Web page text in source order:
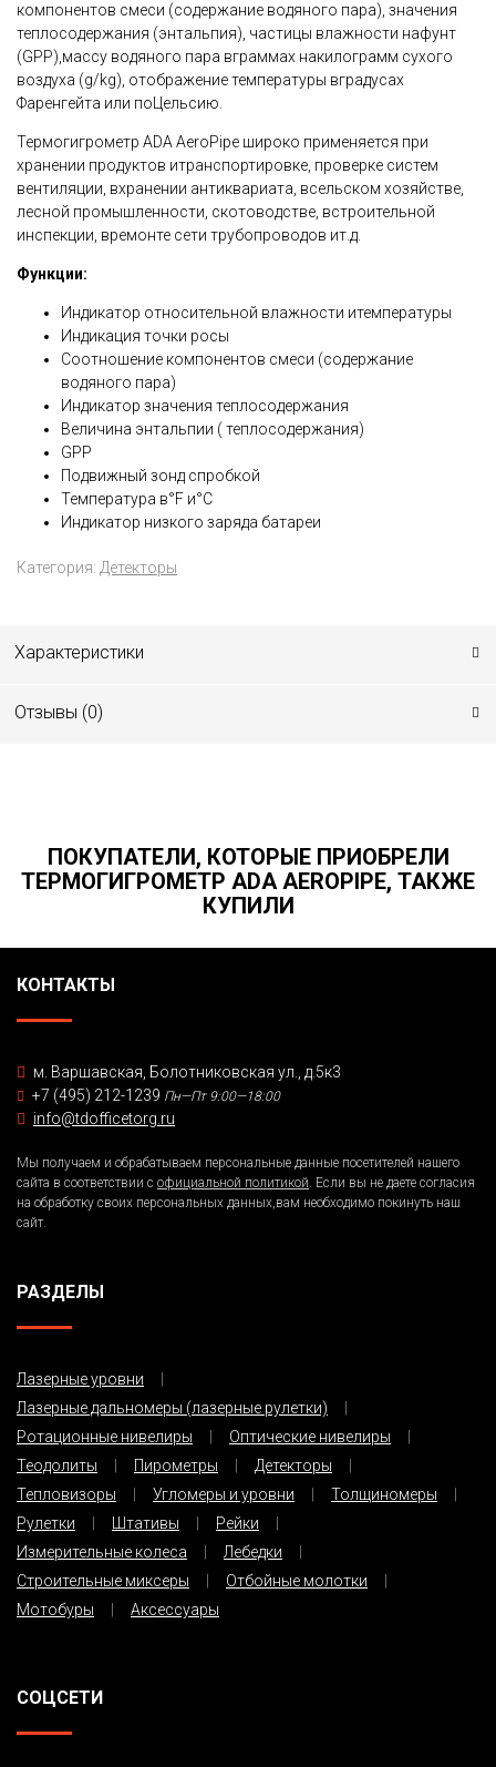
компонентов смеси (содержание водяного пара), значения
теплосодержания (энтальпия), частицы влажности нафунт
(GPP),массу водяного пара вграммах накилограмм сухого
воздуха (g/kg), отображение температуры вградусах
Фаренгейта или поЦельсию.
Термогигрометр ADA AeroPipe широко применяется при
хранении продуктов итранспортировке, проверке систем
вентиляции, вхранении антиквариата, всельском хозяйстве,
лесной промышленности, скотоводстве, встроительной
инспекции, времонте сети трубопроводов ит.д.
Функции:
Индикатор относительной влажности итемпературы
Индикация точки росы
Соотношение компонентов смеси (содержание
водяного пара)
Индикатор значения теплосодержания
Величина энтальпии ( теплосодержания)
GPP
Подвижный зонд спробкой
Температура в°F и°C
Индикатор низкого заряда батареи
Категория: Детекторы
Характеристики
Отзывы (0)
ПОКУПАТЕЛИ, КОТОРЫЕ ПРИОБРЕЛИ
ТЕРМОГИГРОМЕТР ADA AEROPIPE, ТАКЖЕ
КУПИЛИ
КОНТАКТЫ
м. Варшавская, Болотниковская ул., д.5к3
+7 (495) 212-1239 Пн—Пт 9:00—18:00
info@tdofficetorg.ru
Мы получаем и обрабатываем персональные данные посетителей нашего
сайта в соответствии с официальной политикой. Если вы не даете согласия
на обработку своих персональных данных,вам необходимо покинуть наш
сайт.
РАЗДЕЛЫ
Лазерные уровни
Лазерные дальномеры (лазерные рулетки)
Ротационные нивелиры
Оптические нивелиры
Теодолиты
Пирометры
Детекторы
Тепловизоры
Угломеры и уровни
Толщиномеры
Рулетки
Штативы
Рейки
Измерительные колеса
Лебедки
Строительные миксеры
Отбойные молотки
Мотобуры
Аксессуары
СОЦСЕТИ